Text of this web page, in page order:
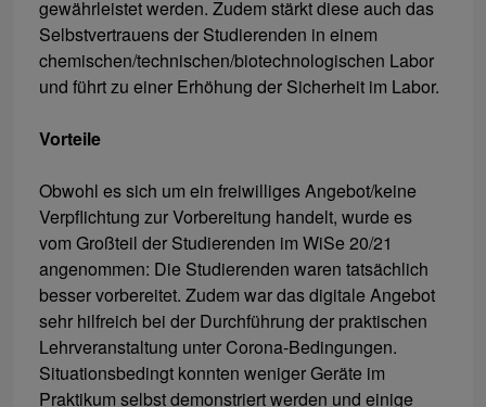
gewährleistet werden. Zudem stärkt diese auch das
Selbstvertrauens der Studierenden in einem
chemischen/technischen/biotechnologischen Labor
und führt zu einer Erhöhung der Sicherheit im Labor.
Vorteile
Obwohl es sich um ein freiwilliges Angebot/keine
Verpflichtung zur Vorbereitung handelt, wurde es
vom Großteil der Studierenden im WiSe 20/21
angenommen: Die Studierenden waren tatsächlich
besser vorbereitet. Zudem war das digitale Angebot
sehr hilfreich bei der Durchführung der praktischen
Lehrveranstaltung unter Corona-Bedingungen.
Situationsbedingt konnten weniger Geräte im
Praktikum selbst demonstriert werden und einige